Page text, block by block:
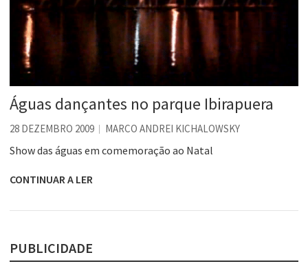
Águas dançantes no parque Ibirapuera
28 DEZEMBRO 2009 MARCO ANDREI KICHALOWSKY
Show das águas em comemoração ao Natal
CONTINUAR A LER
PUBLICIDADE